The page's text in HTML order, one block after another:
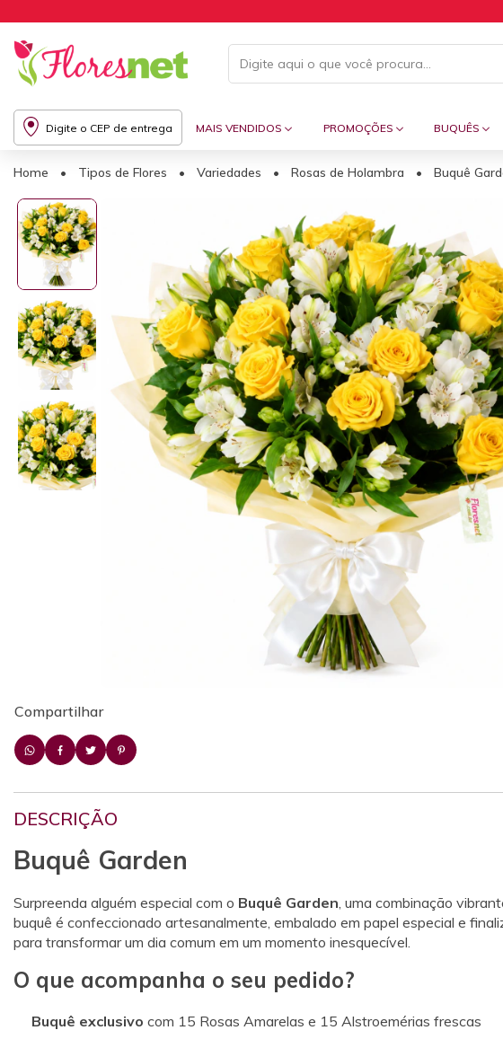
Digite o CEP de entrega MAIS VENDIDOS PROMOÇÕES BUQUÊS
Home • Tipos de Flores • Variedades • Rosas de Holambra • Buquê
Compartilhar
DESCRIÇÃO
Buquê Garden
Surpreenda alguém especial com o Buquê Garden, uma combinação
buquê é confeccionado artesanalmente, embalado em papel especial e
para transformar um dia comum em um momento inesquecível.
O que acompanha o seu pedido?
Buquê exclusivo com 15 Rosas Amarelas e 15 Alstroemérias frescas